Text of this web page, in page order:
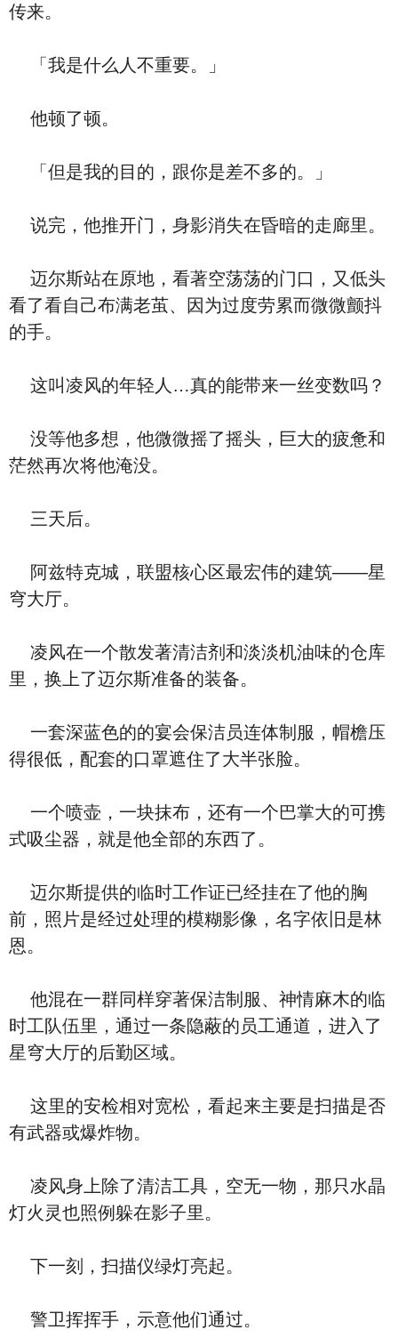
传来。
「我是什么人不重要。」
他顿了顿。
「但是我的目的，跟你是差不多的。」
说完，他推开门，身影消失在昏暗的走廊里。
迈尔斯站在原地，看著空荡荡的门口，又低头
看了看自己布满老茧、因为过度劳累而微微颤抖
的手。
这叫凌风的年轻人…真的能带来一丝变数吗？
没等他多想，他微微摇了摇头，巨大的疲惫和
茫然再次将他淹没。
三天后。
阿兹特克城，联盟核心区最宏伟的建筑——星
穹大厅。
凌风在一个散发著清洁剂和淡淡机油味的仓库
里，换上了迈尔斯准备的装备。
一套深蓝色的的宴会保洁员连体制服，帽檐压
得很低，配套的口罩遮住了大半张脸。
一个喷壶，一块抹布，还有一个巴掌大的可携
式吸尘器，就是他全部的东西了。
迈尔斯提供的临时工作证已经挂在了他的胸
前，照片是经过处理的模糊影像，名字依旧是林
恩。
他混在一群同样穿著保洁制服、神情麻木的临
时工队伍里，通过一条隐蔽的员工通道，进入了
星穹大厅的后勤区域。
这里的安检相对宽松，看起来主要是扫描是否
有武器或爆炸物。
凌风身上除了清洁工具，空无一物，那只水晶
灯火灵也照例躲在影子里。
下一刻，扫描仪绿灯亮起。
警卫挥挥手，示意他们通过。